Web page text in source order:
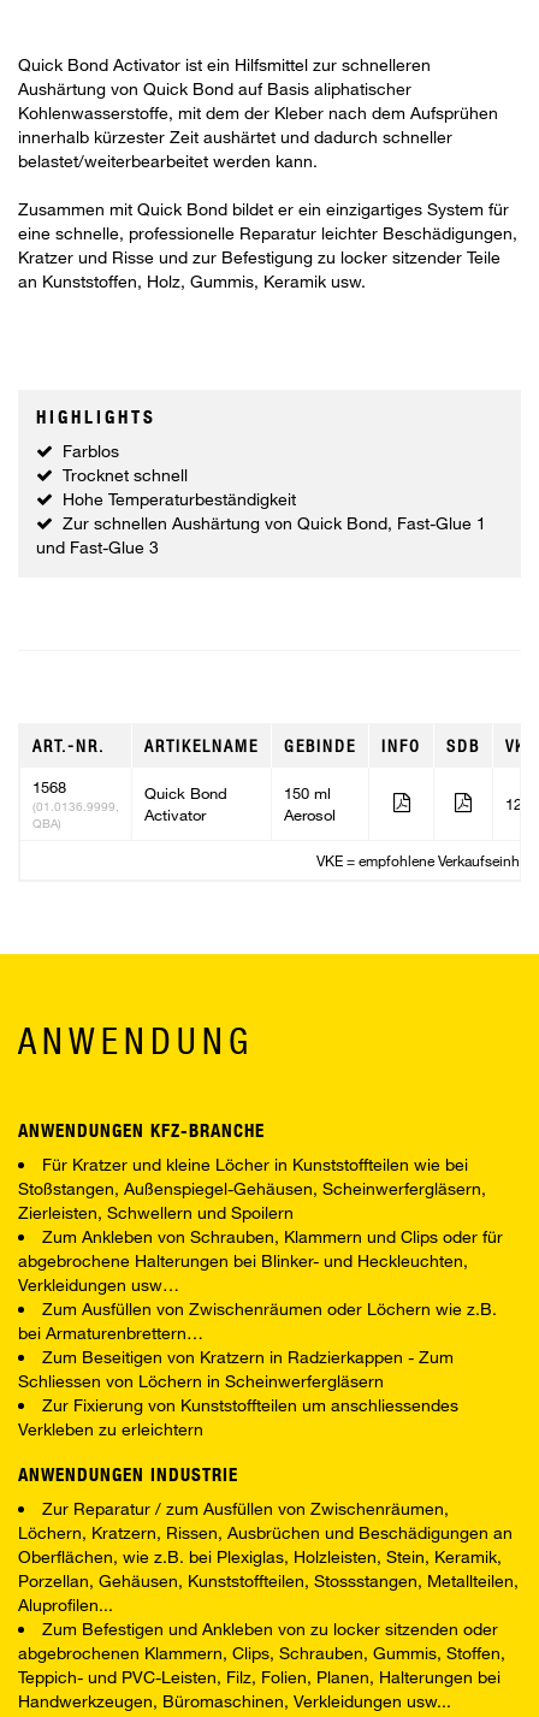
Quick Bond Activator ist ein Hilfsmittel zur schnelleren
Aushärtung von Quick Bond auf Basis aliphatischer
Kohlenwasserstoffe, mit dem der Kleber nach dem Aufsprühen
innerhalb kürzester Zeit aushärtet und dadurch schneller
belastet/weiterbearbeitet werden kann.
Zusammen mit Quick Bond bildet er ein einzigartiges System für
eine schnelle, professionelle Reparatur leichter Beschädigungen,
Kratzer und Risse und zur Befestigung zu locker sitzender Teile
an Kunststoffen, Holz, Gummis, Keramik usw.
HIGHLIGHTS
Farblos
Trocknet schnell
Hohe Temperaturbeständigkeit
Zur schnellen Aushärtung von Quick Bond, Fast-Glue 1
und Fast-Glue 3
ART.-NR. ARTIKELNAME GEBINDE INFO SDB VKE
1568
(01.0136.9999,
QBA)
Quick Bond
Activator
150 ml
Aerosol
12
VKE = empfohlene Verkaufseinheit
ANWENDUNG
ANWENDUNGEN KFZ-BRANCHE
Für Kratzer und kleine Löcher in Kunststoffteilen wie bei
Stoßstangen, Außenspiegel-Gehäusen, Scheinwerfergläsern,
Zierleisten, Schwellern und Spoilern
Zum Ankleben von Schrauben, Klammern und Clips oder für
abgebrochene Halterungen bei Blinker- und Heckleuchten,
Verkleidungen usw…
Zum Ausfüllen von Zwischenräumen oder Löchern wie z.B.
bei Armaturenbrettern…
Zum Beseitigen von Kratzern in Radzierkappen - Zum
Schliessen von Löchern in Scheinwerfergläsern
Zur Fixierung von Kunststoffteilen um anschliessendes
Verkleben zu erleichtern
ANWENDUNGEN INDUSTRIE
Zur Reparatur / zum Ausfüllen von Zwischenräumen,
Löchern, Kratzern, Rissen, Ausbrüchen und Beschädigungen an
Oberflächen, wie z.B. bei Plexiglas, Holzleisten, Stein, Keramik,
Porzellan, Gehäusen, Kunststoffteilen, Stossstangen, Metallteilen,
Aluprofilen...
Zum Befestigen und Ankleben von zu locker sitzenden oder
abgebrochenen Klammern, Clips, Schrauben, Gummis, Stoffen,
Teppich- und PVC-Leisten, Filz, Folien, Planen, Halterungen bei
Handwerkzeugen, Büromaschinen, Verkleidungen usw...